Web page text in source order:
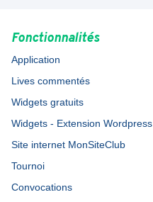
Fonctionnalités
Application
Lives commentés
Widgets gratuits
Widgets - Extension Wordpress
Site internet MonSiteClub
Tournoi
Convocations